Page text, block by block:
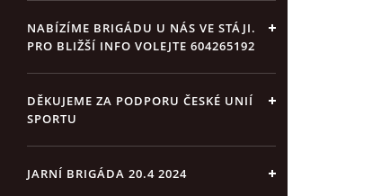
NABÍZÍME BRIGÁDU U NÁS VE STÁJI.
PRO BLIŽŠÍ INFO VOLEJTE 604265192
DĚKUJEME ZA PODPORU ČESKÉ UNIÍ
SPORTU
JARNÍ BRIGÁDA 20.4 2024